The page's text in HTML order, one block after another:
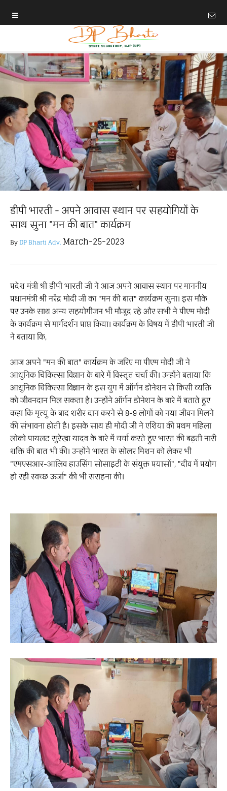
डीपी भारती - अपने आवास स्थान पर सहयोगियों के
साथ सुना "मन की बात" कार्यक्रम
ByDP Bharti Adv. March-25-2023
प्रदेश मंत्री श्री डीपी भारती जी ने आज अपने आवास स्थान पर माननीय
प्रधानमंत्री श्री नरेंद्र मोदी जी का "मन की बात" कार्यक्रम सुना। इस मौके
पर उनके साथ अन्य सहयोगीजन भी मौजूद रहे और सभी ने पीएम मोदी
के कार्यक्रम से मार्गदर्शन प्राप्त किया। कार्यक्रम के विषय में डीपी भारती जी
ने बताया कि,
आज अपने "मन की बात" कार्यक्रम के जरिए मा पीएम मोदी जी ने
आधुनिक चिकित्सा विज्ञान के बारे में विस्तृत चर्चा की। उन्होंने बताया कि
आधुनिक चिकित्सा विज्ञान के इस युग में ऑर्गन डोनेशन से किसी व्यक्ति
को जीवनदान मिल सकता है। उन्होंने ऑर्गन डोनेशन के बारे में बताते हुए
कहा कि मृत्यु के बाद शरीर दान करने से 8-9 लोगों को नया जीवन मिलने
की संभावना होती है। इसके साथ ही मोदी जी ने एशिया की प्रथम महिला
लोको पायलट सुरेखा यादव के बारे में चर्चा करते हुए भारत की बढ़ती नारी
शक्ति की बात भी की। उन्होंने भारत के सोलर मिशन को लेकर भी
"एमएसआर-आलिव हाउसिंग सोसाइटी के संयुक्त प्रयासों", "दीव में प्रयोग
हो रही स्वच्छ ऊर्जा" की भी सराहना की।